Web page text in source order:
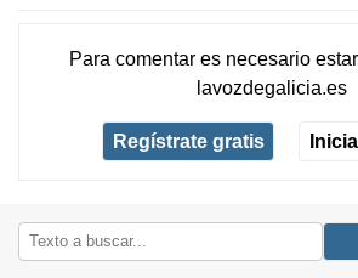
Para comentar es necesario
lavozdegalicia.es
Regístrate gratis